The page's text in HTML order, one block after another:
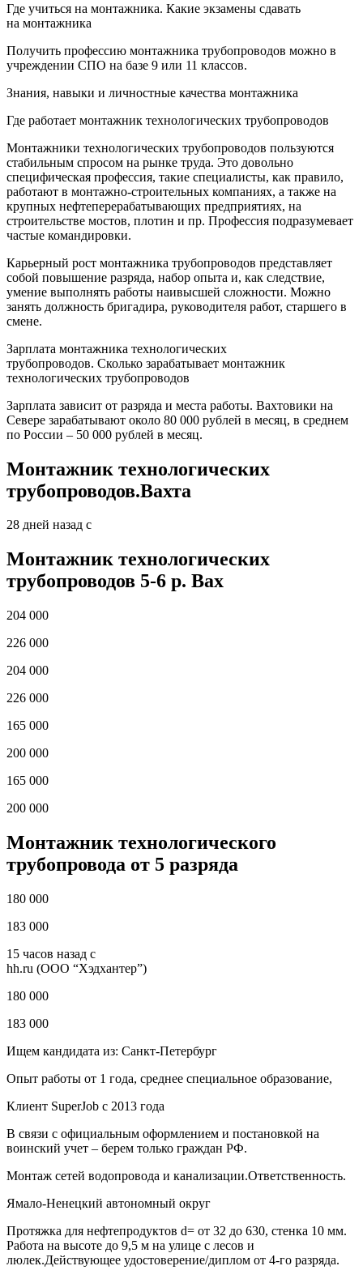
Где учиться на монтажника. Какие экзамены сдавать
на монтажника
Получить профессию монтажника трубопроводов можно в
учреждении СПО на базе 9 или 11 классов.
Знания, навыки и личностные качества монтажника
Где работает монтажник технологических трубопроводов
Монтажники технологических трубопроводов пользуются
стабильным спросом на рынке труда. Это довольно
специфическая профессия, такие специалисты, как правило,
работают в монтажно-строительных компаниях, а также на
крупных нефтеперерабатывающих предприятиях, на
строительстве мостов, плотин и пр. Профессия подразумевает
частые командировки.
Карьерный рост монтажника трубопроводов представляет
собой повышение разряда, набор опыта и, как следствие,
умение выполнять работы наивысшей сложности. Можно
занять должность бригадира, руководителя работ, старшего в
смене.
Зарплата монтажника технологических
трубопроводов. Сколько зарабатывает монтажник
технологических трубопроводов
Зарплата зависит от разряда и места работы. Вахтовики на
Севере зарабатывают около 80 000 рублей в месяц, в среднем
по России – 50 000 рублей в месяц.
Монтажник технологических
трубопроводов.Вахта
28 дней назад с
Монтажник технологических
трубопроводов 5-6 р. Вах
204 000
226 000
204 000
226 000
165 000
200 000
165 000
200 000
Монтажник технологического
трубопровода от 5 разряда
180 000
183 000
15 часов назад с
hh.ru (ООО “Хэдхантер”)
180 000
183 000
Ищем кандидата из: Санкт-Петербург
Опыт работы от 1 года, среднее специальное образование,
Клиент SuperJob с 2013 года
В связи с официальным оформлением и постановкой на
воинский учет – берем только граждан РФ.
Монтаж сетей водопровода и канализации.Ответственность.
Ямало-Ненецкий автономный округ
Протяжка для нефтепродуктов d= от 32 до 630, стенка 10 мм.
Работа на высоте до 9,5 м на улице с лесов и
люлек.Действующее удостоверение/диплом от 4-го разряда.